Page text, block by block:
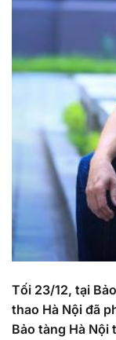
Tối 23/12, tại
thao Hà Nội đã
Bảo tàng Hà Nội